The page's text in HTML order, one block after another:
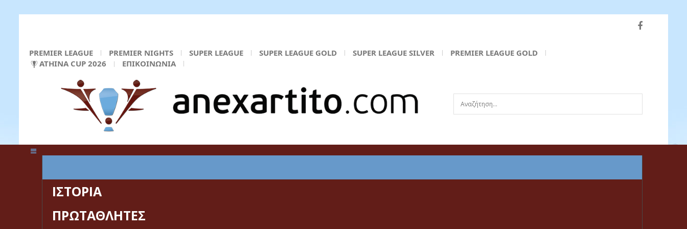
PREMIER LEAGUE PREMIER NIGHTS SUPER LEAGUE SUPER LEAGUE GOLD SUPER LEAGUE SILVER
PREMIER LEAGUE GOLD
ATHINA CUP 2026
ΕΠΙΚΟΙΝΩΝΙΑ
Αναζήτηση...
ΙΣΤΟΡΙΑ
ΠΡΩΤΑΘΛΗΤΕΣ